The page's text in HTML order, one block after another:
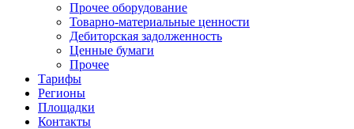
Прочее оборудование
Товарно-материальные ценности
Дебиторская задолженность
Ценные бумаги
Прочее
Тарифы
Регионы
Площадки
Контакты